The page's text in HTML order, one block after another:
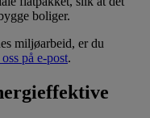
boliger.
miljøarbeid, er du
på e-post.